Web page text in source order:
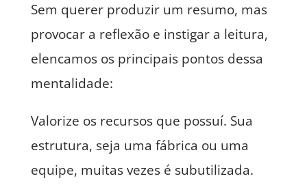
Sem querer produzir um resumo, mas
provocar a reflexão e instigar a leitura,
elencamos os principais pontos dessa
mentalidade:
Valorize os recursos que possuí. Sua
estrutura, seja uma fábrica ou uma
equipe, muitas vezes é subutilizada.